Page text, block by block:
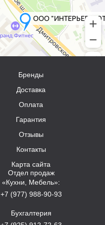
Бренды
Доставка
Оплата
Гарантия
Отзывы
Контакты
Карта сайта
Отдел продаж
«Кухни, Мебель»:
+7 (977) 988-90-93
Бухгалтерия